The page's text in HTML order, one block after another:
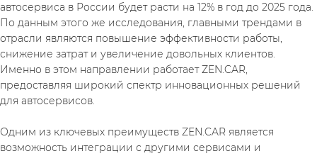
автосервиса в России будет расти на 12% в год до 2025 года.
По данным этого же исследования, главными трендами в
отрасли являются повышение эффективности работы,
снижение затрат и увеличение довольных клиентов.
Именно в этом направлении работает ZEN.CAR,
предоставляя широкий спектр инновационных решений
для автосервисов.
Одним из ключевых преимуществ ZEN.CAR является
возможность интеграции с другими сервисами и